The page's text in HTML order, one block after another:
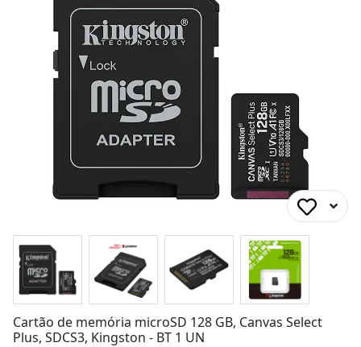
Cartão de memória microSD 128 GB, Canvas Select
Plus, SDCS3, Kingston - BT 1 UN